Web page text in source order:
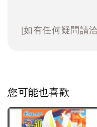
[如有任何疑問請
您可能也喜歡